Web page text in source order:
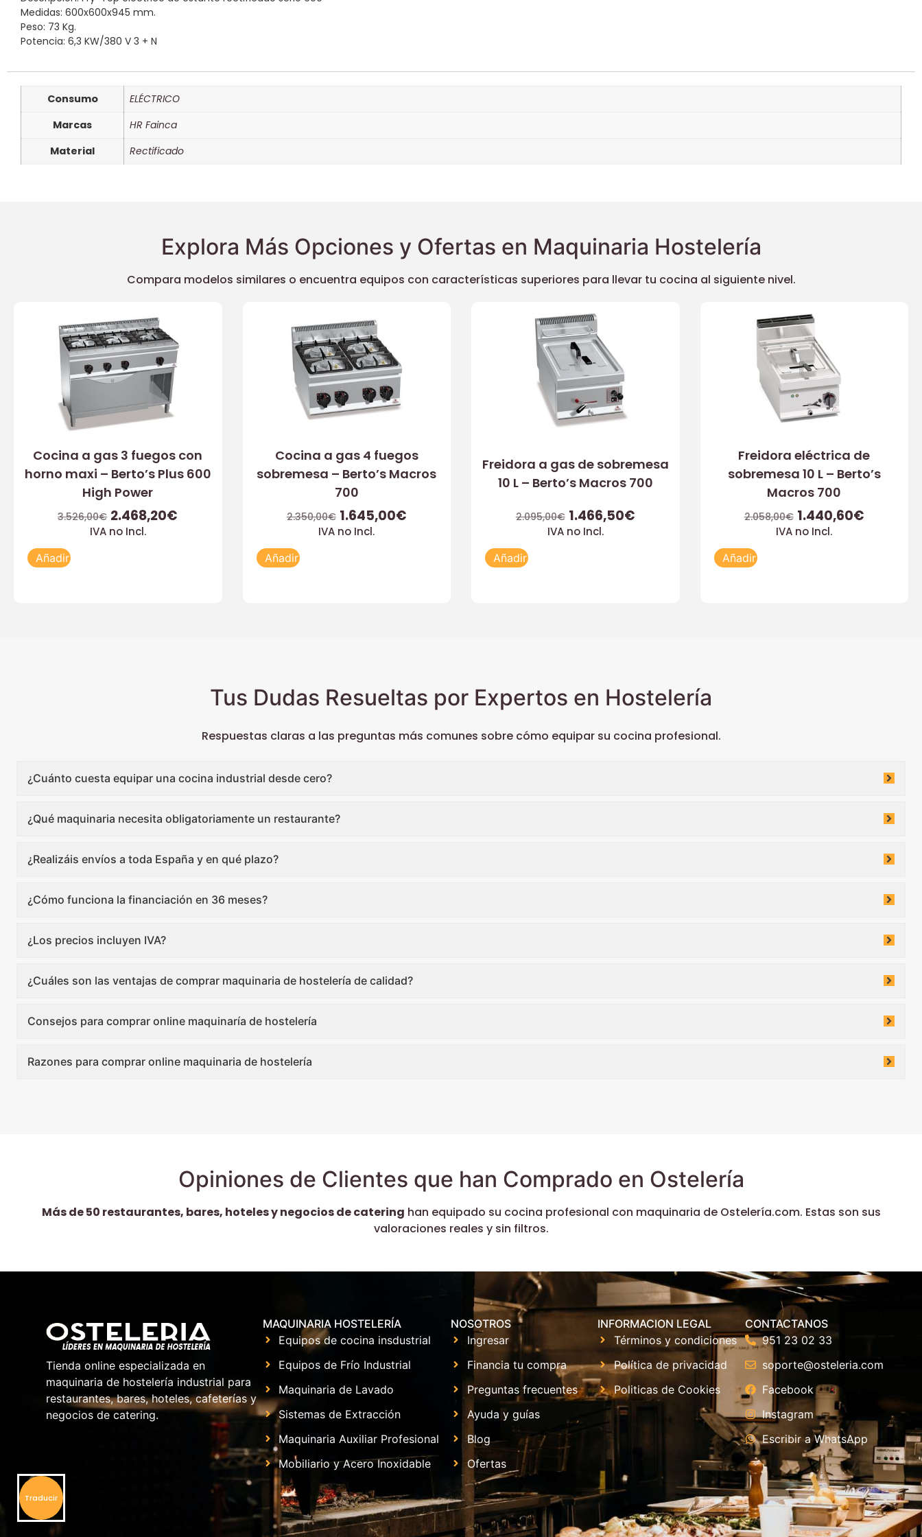
Medidas: 600x600x945 mm.
Peso: 73 Kg.
Potencia: 6,3 KW/380 V 3 + N
Consumo
ELÉCTRICO
Marcas
HR Fainca
Material
Rectificado
Explora Más Opciones y Ofertas en Maquinaria Hostelería
Compara modelos similares o encuentra equipos con características superiores para llevar tu cocina al siguiente nivel.
Cocina a gas 3 fuegos con
horno maxi – Berto’s Plus 600
High Power
3.526,00€ 2.468,20€
IVA no Incl.
Añadir
Cocina a gas 4 fuegos
sobremesa – Berto’s Macros
700
2.350,00€ 1.645,00€
IVA no Incl.
Añadir
Freidora a gas de sobremesa
10 L – Berto’s Macros 700
2.095,00€ 1.466,50€
IVA no Incl.
Añadir
Freidora eléctrica de
sobremesa 10 L – Berto’s
Macros 700
2.058,00€ 1.440,60€
IVA no Incl.
Añadir
Tus Dudas Resueltas por Expertos en Hostelería
Respuestas claras a las preguntas más comunes sobre cómo equipar su cocina profesional.
¿Cuánto cuesta equipar una cocina industrial desde cero?
¿Qué maquinaria necesita obligatoriamente un restaurante?
¿Realizáis envíos a toda España y en qué plazo?
¿Cómo funciona la financiación en 36 meses?
¿Los precios incluyen IVA?
¿Cuáles son las ventajas de comprar maquinaria de hostelería de calidad?
Consejos para comprar online maquinaría de hostelería
Razones para comprar online maquinaria de hostelería
Opiniones de Clientes que han Comprado en Ostelería
Más de 50 restaurantes, bares, hoteles y negocios de catering han equipado su cocina profesional con maquinaria de Ostelería.com. Estas son sus
valoraciones reales y sin filtros.
Tienda online especializada en
maquinaria de hostelería industrial para
restaurantes, bares, hoteles, cafeterías y
negocios de catering.
MAQUINARIA HOSTELERÍA
Equipos de cocina insdustrial
Equipos de Frío Industrial
Maquinaria de Lavado
Sistemas de Extracción
Maquinaria Auxiliar Profesional
Mobiliario y Acero Inoxidable
NOSOTROS
Ingresar
Financia tu compra
Preguntas frecuentes
Ayuda y guías
Blog
Ofertas
INFORMACION LEGAL
Términos y condiciones
Política de privacidad
Politicas de Cookies
CONTACTANOS
951 23 02 33
soporte@osteleria.com
Facebook
Instagram
Escribir a WhatsApp
Traducir